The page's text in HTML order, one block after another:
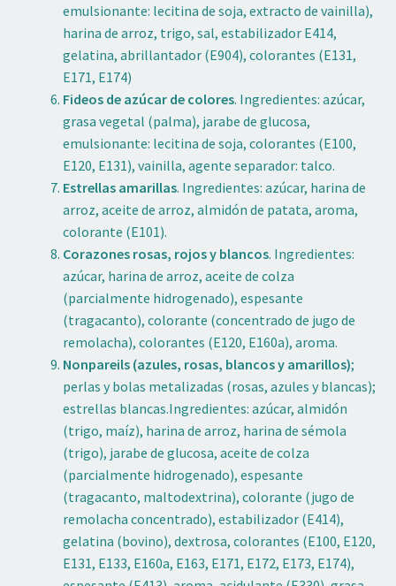
emulsionante: lecitina de soja, extracto de vainilla),
harina de arroz, trigo, sal, estabilizador E414,
gelatina, abrillantador (E904), colorantes (E131,
E171, E174)
Fideos de azúcar de colores. Ingredientes: azúcar,
grasa vegetal (palma), jarabe de glucosa,
emulsionante: lecitina de soja, colorantes (E100,
E120, E131), vainilla, agente separador: talco.
Estrellas amarillas. Ingredientes: azúcar, harina de
arroz, aceite de arroz, almidón de patata, aroma,
colorante (E101).
Corazones rosas, rojos y blancos. Ingredientes:
azúcar, harina de arroz, aceite de colza
(parcialmente hidrogenado), espesante
(tragacanto), colorante (concentrado de jugo de
remolacha), colorantes (E120, E160a), aroma.
Nonpareils (azules, rosas, blancos y amarillos);
perlas y bolas metalizadas (rosas, azules y blancas);
estrellas blancas.Ingredientes: azúcar, almidón
(trigo, maíz), harina de arroz, harina de sémola
(trigo), jarabe de glucosa, aceite de colza
(parcialmente hidrogenado), espesante
(tragacanto, maltodextrina), colorante (jugo de
remolacha concentrado), estabilizador (E414),
gelatina (bovino), dextrosa, colorantes (E100, E120,
E131, E133, E160a, E163, E171, E172, E173, E174),